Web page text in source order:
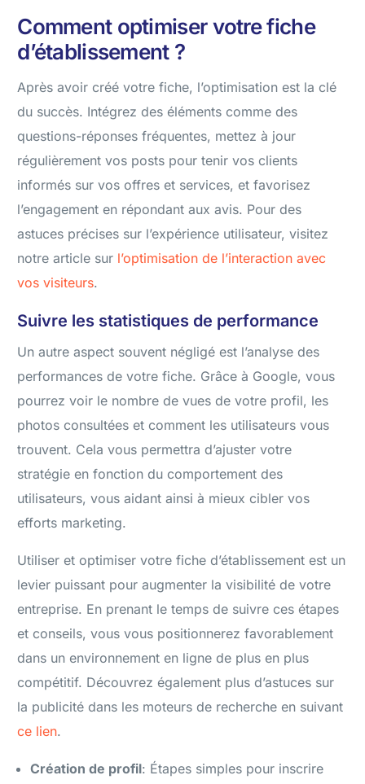
Comment optimiser votre fiche
d’établissement ?
Après avoir créé votre fiche, l’optimisation est la clé
du succès. Intégrez des éléments comme des
questions-réponses fréquentes, mettez à jour
régulièrement vos posts pour tenir vos clients
informés sur vos offres et services, et favorisez
l’engagement en répondant aux avis. Pour des
astuces précises sur l’expérience utilisateur, visitez
notre article sur l’optimisation de l’interaction avec
vos visiteurs.
Suivre les statistiques de performance
Un autre aspect souvent négligé est l’analyse des
performances de votre fiche. Grâce à Google, vous
pourrez voir le nombre de vues de votre profil, les
photos consultées et comment les utilisateurs vous
trouvent. Cela vous permettra d’ajuster votre
stratégie en fonction du comportement des
utilisateurs, vous aidant ainsi à mieux cibler vos
efforts marketing.
Utiliser et optimiser votre fiche d’établissement est un
levier puissant pour augmenter la visibilité de votre
entreprise. En prenant le temps de suivre ces étapes
et conseils, vous vous positionnerez favorablement
dans un environnement en ligne de plus en plus
compétitif. Découvrez également plus d’astuces sur
la publicité dans les moteurs de recherche en suivant
ce lien.
Création de profil: Étapes simples pour inscrire